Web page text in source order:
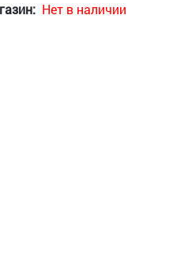
Нет в наличии